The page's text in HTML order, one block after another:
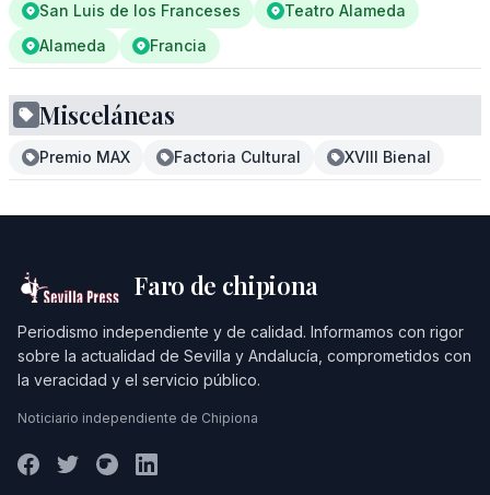
San Luis de los Franceses
Teatro Alameda
Alameda
Francia
Misceláneas
Premio MAX Factoria Cultural XVIII Bienal
Faro de chipiona
Periodismo independiente y de calidad. Informamos con rigor
sobre la actualidad de Sevilla y Andalucía, comprometidos con
la veracidad y el servicio público.
Noticiario independiente de Chipiona